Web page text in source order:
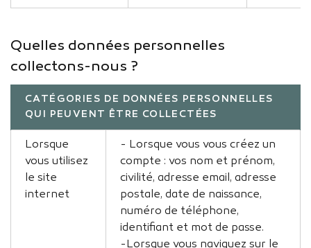
Quelles données personnelles
collectons-nous ?
CATÉGORIES DE DONNÉES PERSONNELLES
QUI PEUVENT ÊTRE COLLECTÉES
Lorsque
vous utilisez
le site
internet
- Lorsque vous vous créez un
compte : vos nom et prénom,
civilité, adresse email, adresse
postale, date de naissance,
numéro de téléphone,
identifiant et mot de passe.
-Lorsque vous naviguez sur le